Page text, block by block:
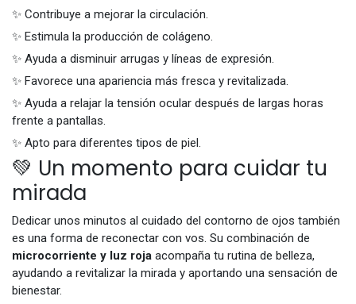
✨ Contribuye a mejorar la circulación.
✨ Estimula la producción de colágeno.
✨ Ayuda a disminuir arrugas y líneas de expresión.
✨ Favorece una apariencia más fresca y revitalizada.
✨ Ayuda a relajar la tensión ocular después de largas horas
frente a pantallas.
✨ Apto para diferentes tipos de piel.
💚 Un momento para cuidar tu
mirada
Dedicar unos minutos al cuidado del contorno de ojos también
es una forma de reconectar con vos. Su combinación de
microcorriente y luz roja acompaña tu rutina de belleza,
ayudando a revitalizar la mirada y aportando una sensación de
bienestar.